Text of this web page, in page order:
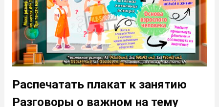
Распечатать плакат к занятию
Разговоры о важном на тему